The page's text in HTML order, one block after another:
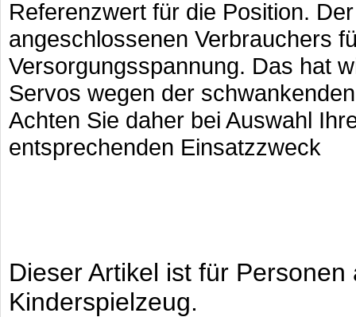
Referenzwert für die Position.
angeschlossenen Verbrauchers
Versorgungsspannung. Das hat
Servos wegen der
Achten Sie daher bei Auswahl
entsprechenden Einsatzzweck
Dieser Artikel ist für
Kinderspielzeug.